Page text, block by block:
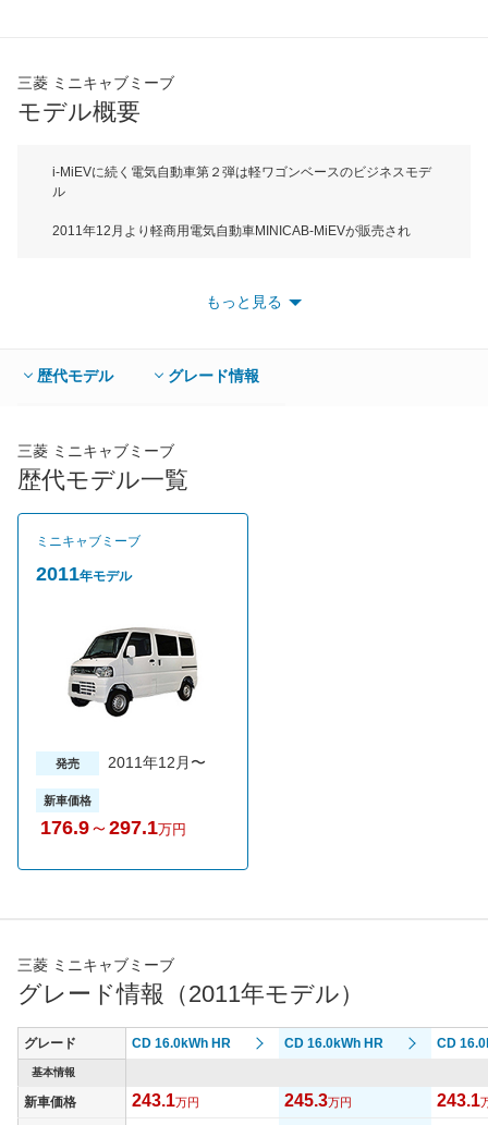
三菱 ミニキャブミーブ
モデル概要
i-MiEVに続く電気自動車第２弾は軽ワゴンベースのビジネスモデ
ル
2011年12月より軽商用電気自動車MINICAB-MiEVが販売され
3395mm、全高1915mm（ハイルーフ車）、1810mm（標準ルー
10.5kWhが100km、16.0kWhが150kmと使い方に合わせて選ぶこ
とが出来る。グレードは10.5kWhバッテリー搭載車が２シーター
２シーター、４シーターの４グレードで合計10グレードを用意。
2013年11月には一部改良を行い、暖房をサポートするためのシ
ートヒーターを背面まで拡大するなど快適性が向上している。平
もっと見る
歴代モデル グレード情報
三菱 ミニキャブミーブ
歴代モデル一覧
ミニキャブミーブ
2011年モデル
発売 2011年12月〜
新車価格
176.9～ 297.1万円
三菱 ミニキャブミーブ
グレード情報（2011年モデル）
グレード CD 16.0kWh HR CD 16.0kWh HR CD
基本情報
新車価格 243.1万円 245.3万円 243.1